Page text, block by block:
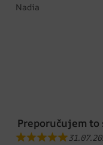
Nadia
Preporučujem to